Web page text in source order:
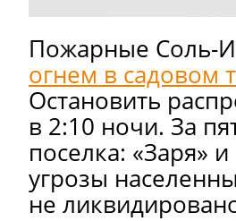
Пожарные Соль-
огнем в садовом
Остановить
в 2:10 ночи. За
поселка: «Заря»
угрозы
не